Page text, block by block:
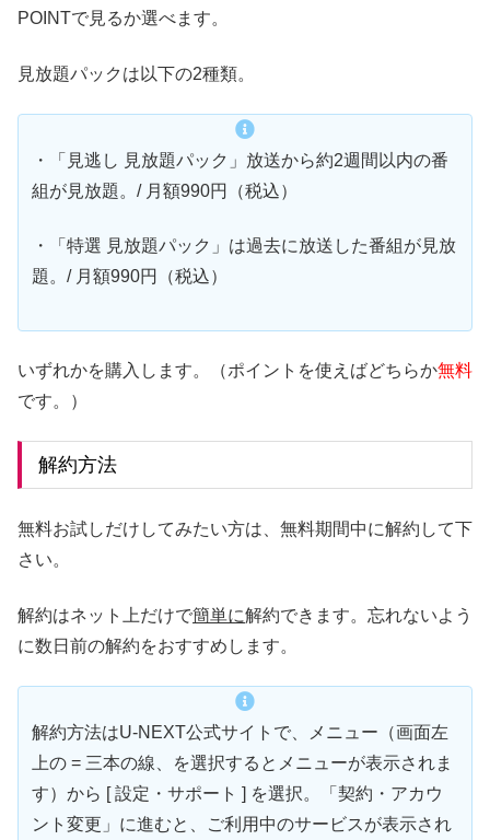
POINTで見るか選べます。
見放題パックは以下の2種類。
・「見逃し 見放題パック」放送から約2週間以内の番
組が見放題。/ 月額990円（税込）
・「特選 見放題パック」は過去に放送した番組が見放
題。/ 月額990円（税込）
いずれかを購入します。（ポイントを使えばどちらか無料
です。）
解約方法
無料お試しだけしてみたい方は、無料期間中に解約して下
さい。
解約はネット上だけで簡単に解約できます。忘れないよう
に数日前の解約をおすすめします。
解約方法はU-NEXT公式サイトで、メニュー（画面左
上の = 三本の線、を選択するとメニューが表示されま
す）から [ 設定・サポート ] を選択。「契約・アカウ
ント変更」に進むと、ご利用中のサービスが表示され